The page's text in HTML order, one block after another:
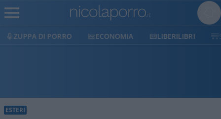
ECONOMIA LIBERILIBRI SHOP SOSTIENICI
ESTERI